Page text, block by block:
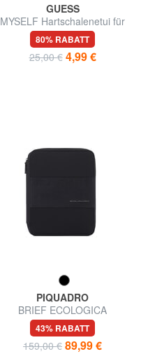
GUESS
MYSELF Hartschalenetui für
Galaxy s4
80% RABATT
25,00 € 4,99 €
PIQUADRO
BRIEF ECOLOGICA
Klemmbrett aus recyceltem
Stoff
43% RABATT
159,00 € 89,99 €